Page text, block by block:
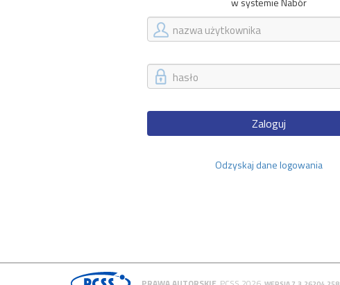
Zaloguj
Odzyskaj dane logowania